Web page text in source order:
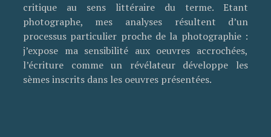
critique au sens littéraire du terme. Etant
photographe, mes analyses résultent d’un
processus particulier proche de la photographie :
j’expose ma sensibilité aux oeuvres accrochées,
l’écriture comme un révélateur développe les
sèmes inscrits dans les oeuvres présentées.